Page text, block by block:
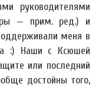
руководителями
— прим. ред.) и
меня в
:) Наши с Ксюшей
или последний
достойны того,